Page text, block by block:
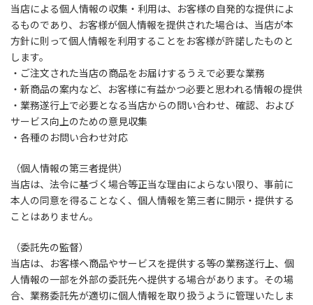
当店による個人情報の収集・利用は、お客様の自発的な提供によ
るものであり、お客様が個人情報を提供された場合は、当店が本
方針に則って個人情報を利用することをお客様が許諾したものと
します。
・ご注文された当店の商品をお届けするうえで必要な業務
・新商品の案内など、お客様に有益かつ必要と思われる情報の提供
・業務遂行上で必要となる当店からの問い合わせ、確認、および
サービス向上のための意見収集
・各種のお問い合わせ対応
（個人情報の第三者提供）
当店は、法令に基づく場合等正当な理由によらない限り、事前に
本人の同意を得ることなく、個人情報を第三者に開示・提供する
ことはありません。
（委託先の監督）
当店は、お客様へ商品やサービスを提供する等の業務遂行上、個
人情報の一部を外部の委託先へ提供する場合があります。その場
合、業務委託先が適切に個人情報を取り扱うように管理いたしま